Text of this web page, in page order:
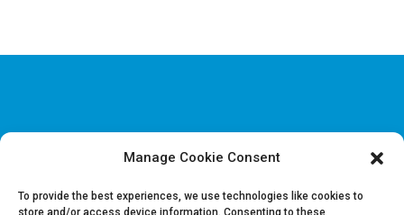
Manage Cookie Consent
To provide the best experiences, we use technologies like cookies to
store and/or access device information. Consenting to these
Disclaimer & Informations juridiques